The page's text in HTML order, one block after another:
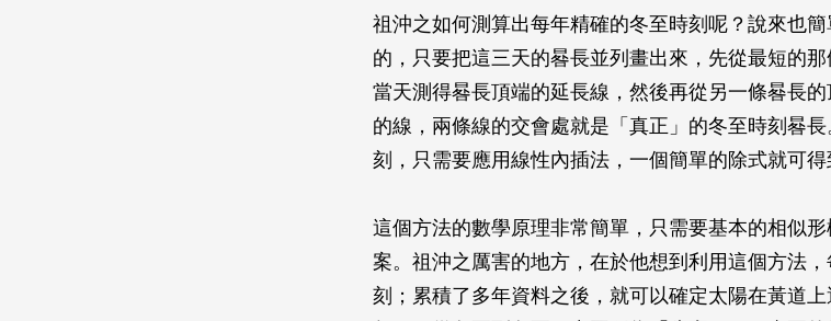
祖沖之如何測算出每年精確的冬至時刻呢？說來也
的，只要把這三天的晷長並列畫出來，先從最短的
當天測得晷長頂端的延長線，然後再從另一條晷長
的線，兩條線的交會處就是「真正」的冬至時刻晷
刻，只需要應用線性內插法，一個簡單的除式就可得
這個方法的數學原理非常簡單，只需要基本的相似
案。祖沖之厲害的地方，在於他想到利用這個方法
刻；累積了多年資料之後，就可以確定太陽在黃道